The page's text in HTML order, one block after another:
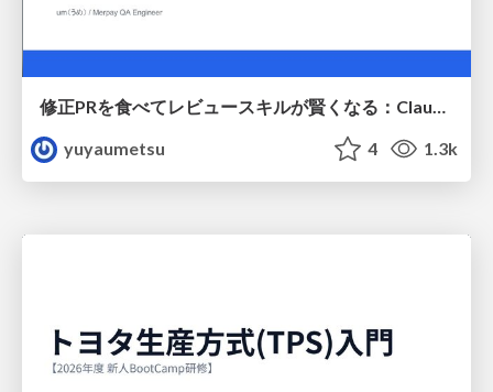
修正PRを食べてレビュースキルが賢くなる：Claude Codeによる自己改善サイクル
yuyaumetsu
4 1.3k